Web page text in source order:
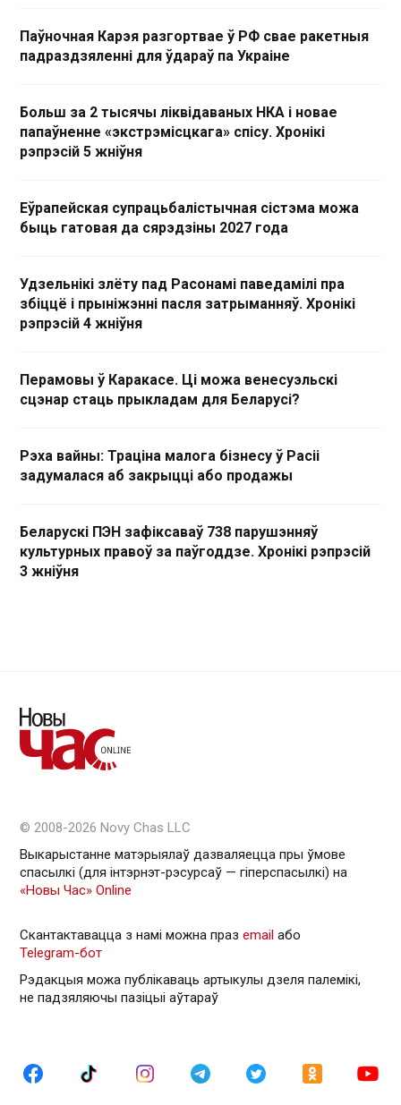
Паўночная Карэя разгортвае ў РФ свае ракетныя
падраздзяленні для ўдараў па Украіне
Больш за 2 тысячы ліквідаваных НКА і новае
папаўненне «экстрэмісцкага» спісу. Хронікі
рэпрэсій 5 жніўня
Еўрапейская супрацьбалістычная сістэма можа
быць гатовая да сярэдзіны 2027 года
Удзельнікі злёту пад Расонамі паведамілі пра
збіццё і прыніжэнні пасля затрыманняў. Хронікі
рэпрэсій 4 жніўня
Перамовы ў Каракасе. Ці можа венесуэльскі
сцэнар стаць прыкладам для Беларусі?
Рэха вайны: Траціна малога бізнесу ў Расіі
задумалася аб закрыцці або продажы
Беларускі ПЭН зафіксаваў 738 парушэнняў
культурных правоў за паўгоддзе. Хронікі рэпрэсій
3 жніўня
© 2008-2026 Novy Chas LLC
Выкарыстанне матэрыялаў дазваляецца пры ўмове
спасылкі (для інтэрнэт-рэсурсаў — гiперспасылкi) на
«Новы Час» Online
Скантактавацца з намі можна праз email або
Telegram-бот
Рэдакцыя можа публікаваць артыкулы дзеля палемікі,
не падзяляючы пазіцыі аўтараў